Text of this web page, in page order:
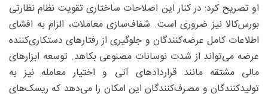
او تصریح کرد: در کنار این اصلاحات ساختاری تقویت نظام نظارتی
بورس‌کالا نیز ضروری است. شفاف‌سازی معاملات، الزام به افشای
اطلاعات کامل عرضه‌کنندگان و جلوگیری از رفتارهای دستکاری‌کننده
عرضه می‌تواند از شدت نوسانات مصنوعی بکاهد. توسعه ابزارهای
مالی مشتقه مانند قراردادهای آتی و اختیار معامله نیز به
تولیدکنندگان و مصرف‌کنندگان این امکان را می‌دهد که ریسک‌های